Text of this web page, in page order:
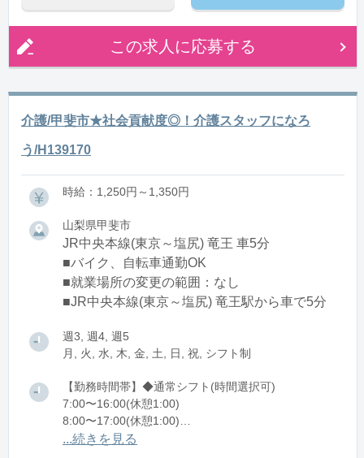
この求人に応募する
介護/甲斐市★社会貢献度◎！介護スタッフになろ
う/H139170
時給：1,250円～1,350円
山梨県甲斐市
JR中央本線(東京～塩尻) 竜王 車5分
■バイク、自転車通勤OK
■就業場所の変更の範囲：なし
■JR中央本線(東京～塩尻) 竜王駅から車で5分
週3, 週4, 週5
月, 火, 水, 木, 金, 土, 日, 祝, シフト制
【勤務時間帯】◆通常シフト(時間選択可)
7:00〜16:00(休憩1:00)
8:00〜17:00(休憩1:00)
12:00〜21:00(休憩1:00)
...続きを見る